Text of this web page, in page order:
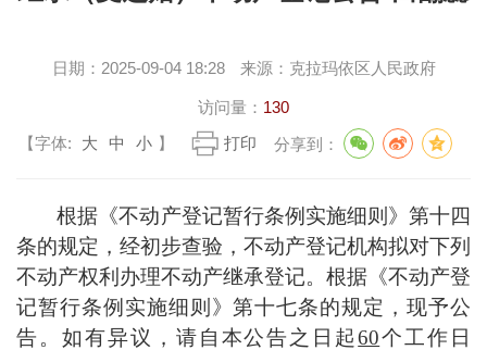
日期： 2025-09-04 18:28 来源： 克拉玛依区人民政府
访问量： 130
【字体:
大 中 小 】 打印 分享到：
根据《不动产登记暂行条例实施细则》第十四
条的规定，经初步查验，不动产登记机构拟对下列
不动产权利办理不动产继承登记。根据《不动产登
记暂行条例实施细则》第十七条的规定，现予公
告。如有异议，请自本公告之日起60个工作日